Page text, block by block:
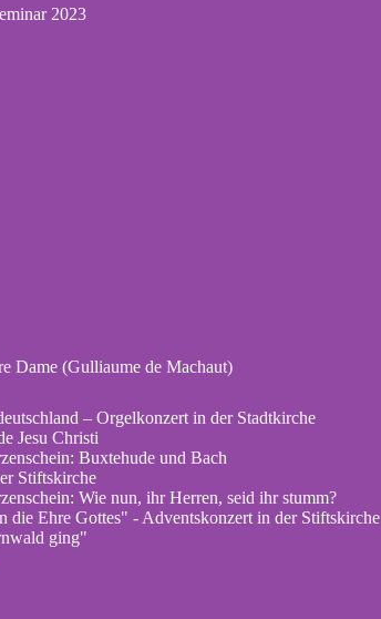
2023
Dame (Gulliaume de Machaut)
– Orgelkonzert in der Stadtkirche
Jesu Christi
Buxtehude und Bach
Stiftskirche
Wie nun, ihr Herren, seid ihr stumm?
die Ehre Gottes" - Adventskonzert in der Stiftskirche
ging"